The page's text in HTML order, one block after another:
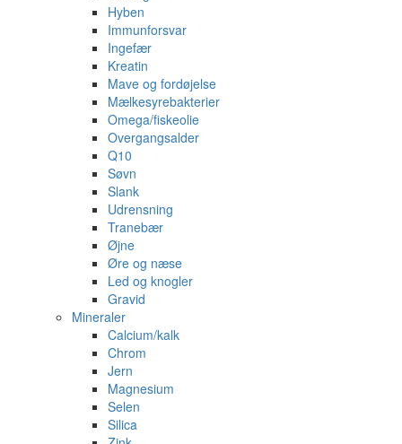
Hyben
Immunforsvar
Ingefær
Kreatin
Mave og fordøjelse
Mælkesyrebakterier
Omega/fiskeolie
Overgangsalder
Q10
Søvn
Slank
Udrensning
Tranebær
Øjne
Øre og næse
Led og knogler
Gravid
Mineraler
Calcium/kalk
Chrom
Jern
Magnesium
Selen
Silica